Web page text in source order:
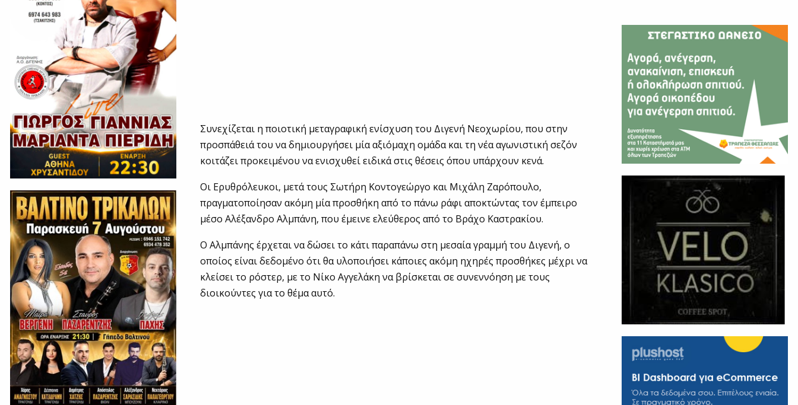
Συνεχίζεται η ποιοτική μεταγραφική ενίσχυση του Διγενή Νεοχωρίου, που στην
προσπάθειά του να δημιουργήσει μία αξιόμαχη ομάδα και τη νέα αγωνιστική σεζόν
κοιτάζει προκειμένου να ενισχυθεί ειδικά στις θέσεις όπου υπάρχουν κενά.
Οι Ερυθρόλευκοι, μετά τους Σωτήρη Κοντογεώργο και Μιχάλη Ζαρόπουλο,
πραγματοποίησαν ακόμη μία προσθήκη από το πάνω ράφι αποκτώντας τον έμπειρο
μέσο Αλέξανδρο Αλμπάνη, που έμεινε ελεύθερος από το Βράχο Καστρακίου.
Ο Αλμπάνης έρχεται να δώσει το κάτι παραπάνω στη μεσαία γραμμή του Διγενή, ο
οποίος είναι δεδομένο ότι θα υλοποιήσει κάποιες ακόμη ηχηρές προσθήκες μέχρι να
κλείσει το ρόστερ, με το Νίκο Αγγελάκη να βρίσκεται σε συνεννόηση με τους
διοικούντες για το θέμα αυτό.